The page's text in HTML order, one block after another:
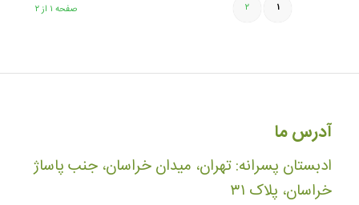
صفحه ۱ از ۲ ۱ ۲
آدرس ما
ادبستان پسرانه: تهران، میدان خراسان، جنب پاساژ
خراسان، پلاک ۳۱